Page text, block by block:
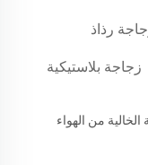
رذاذ
زجاجة بلاستيكية
من الهواء